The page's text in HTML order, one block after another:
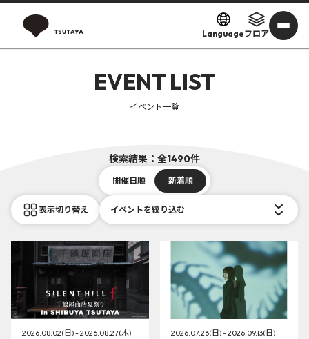
Languageフロア
EVENT LIST
イベント一覧
検索結果：全1490件
開催日順 新着順
表示切り替え イベントを絞り込む
2026.08.02(日) - 2026.08.27(木) 2026.07.26(日) - 2026.09.13(日)